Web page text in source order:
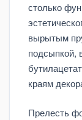
столько
вырытым
подсыпкой,
краям
Прелесть